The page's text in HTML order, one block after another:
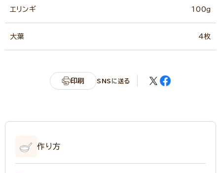
エリンギ 100g
大葉 4枚
印刷 SNSに送る
作り方